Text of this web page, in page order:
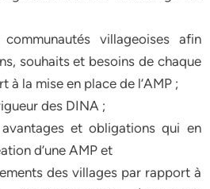
villageoises afin
souhaits et besoins de chaque
la mise en place de l’AMP ;
des DINA ;
et obligations qui en
d’une AMP et
des villages par rapport à